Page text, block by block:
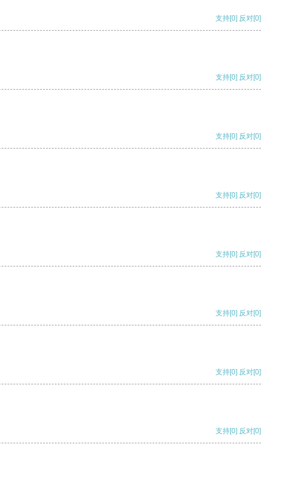
支持[0] 反对[0]
支持[0] 反对[0]
支持[0] 反对[0]
支持[0] 反对[0]
支持[0] 反对[0]
支持[0] 反对[0]
支持[0] 反对[0]
支持[0] 反对[0]